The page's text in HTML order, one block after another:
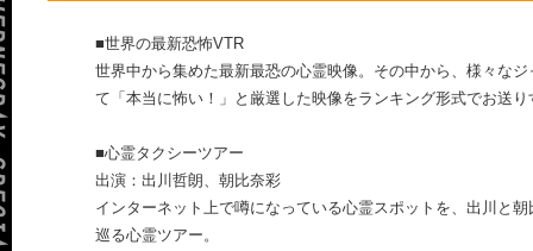
■世界の最新恐怖VTR
世界中から集めた最新最恐の心霊映像。その中から、様々な
て「本当に怖い！」と厳選した映像をランキング形式でお送り
■心霊タクシーツアー
出演：出川哲朗、朝比奈彩
インターネット上で噂になっている心霊スポットを、出川と
巡る心霊ツアー。